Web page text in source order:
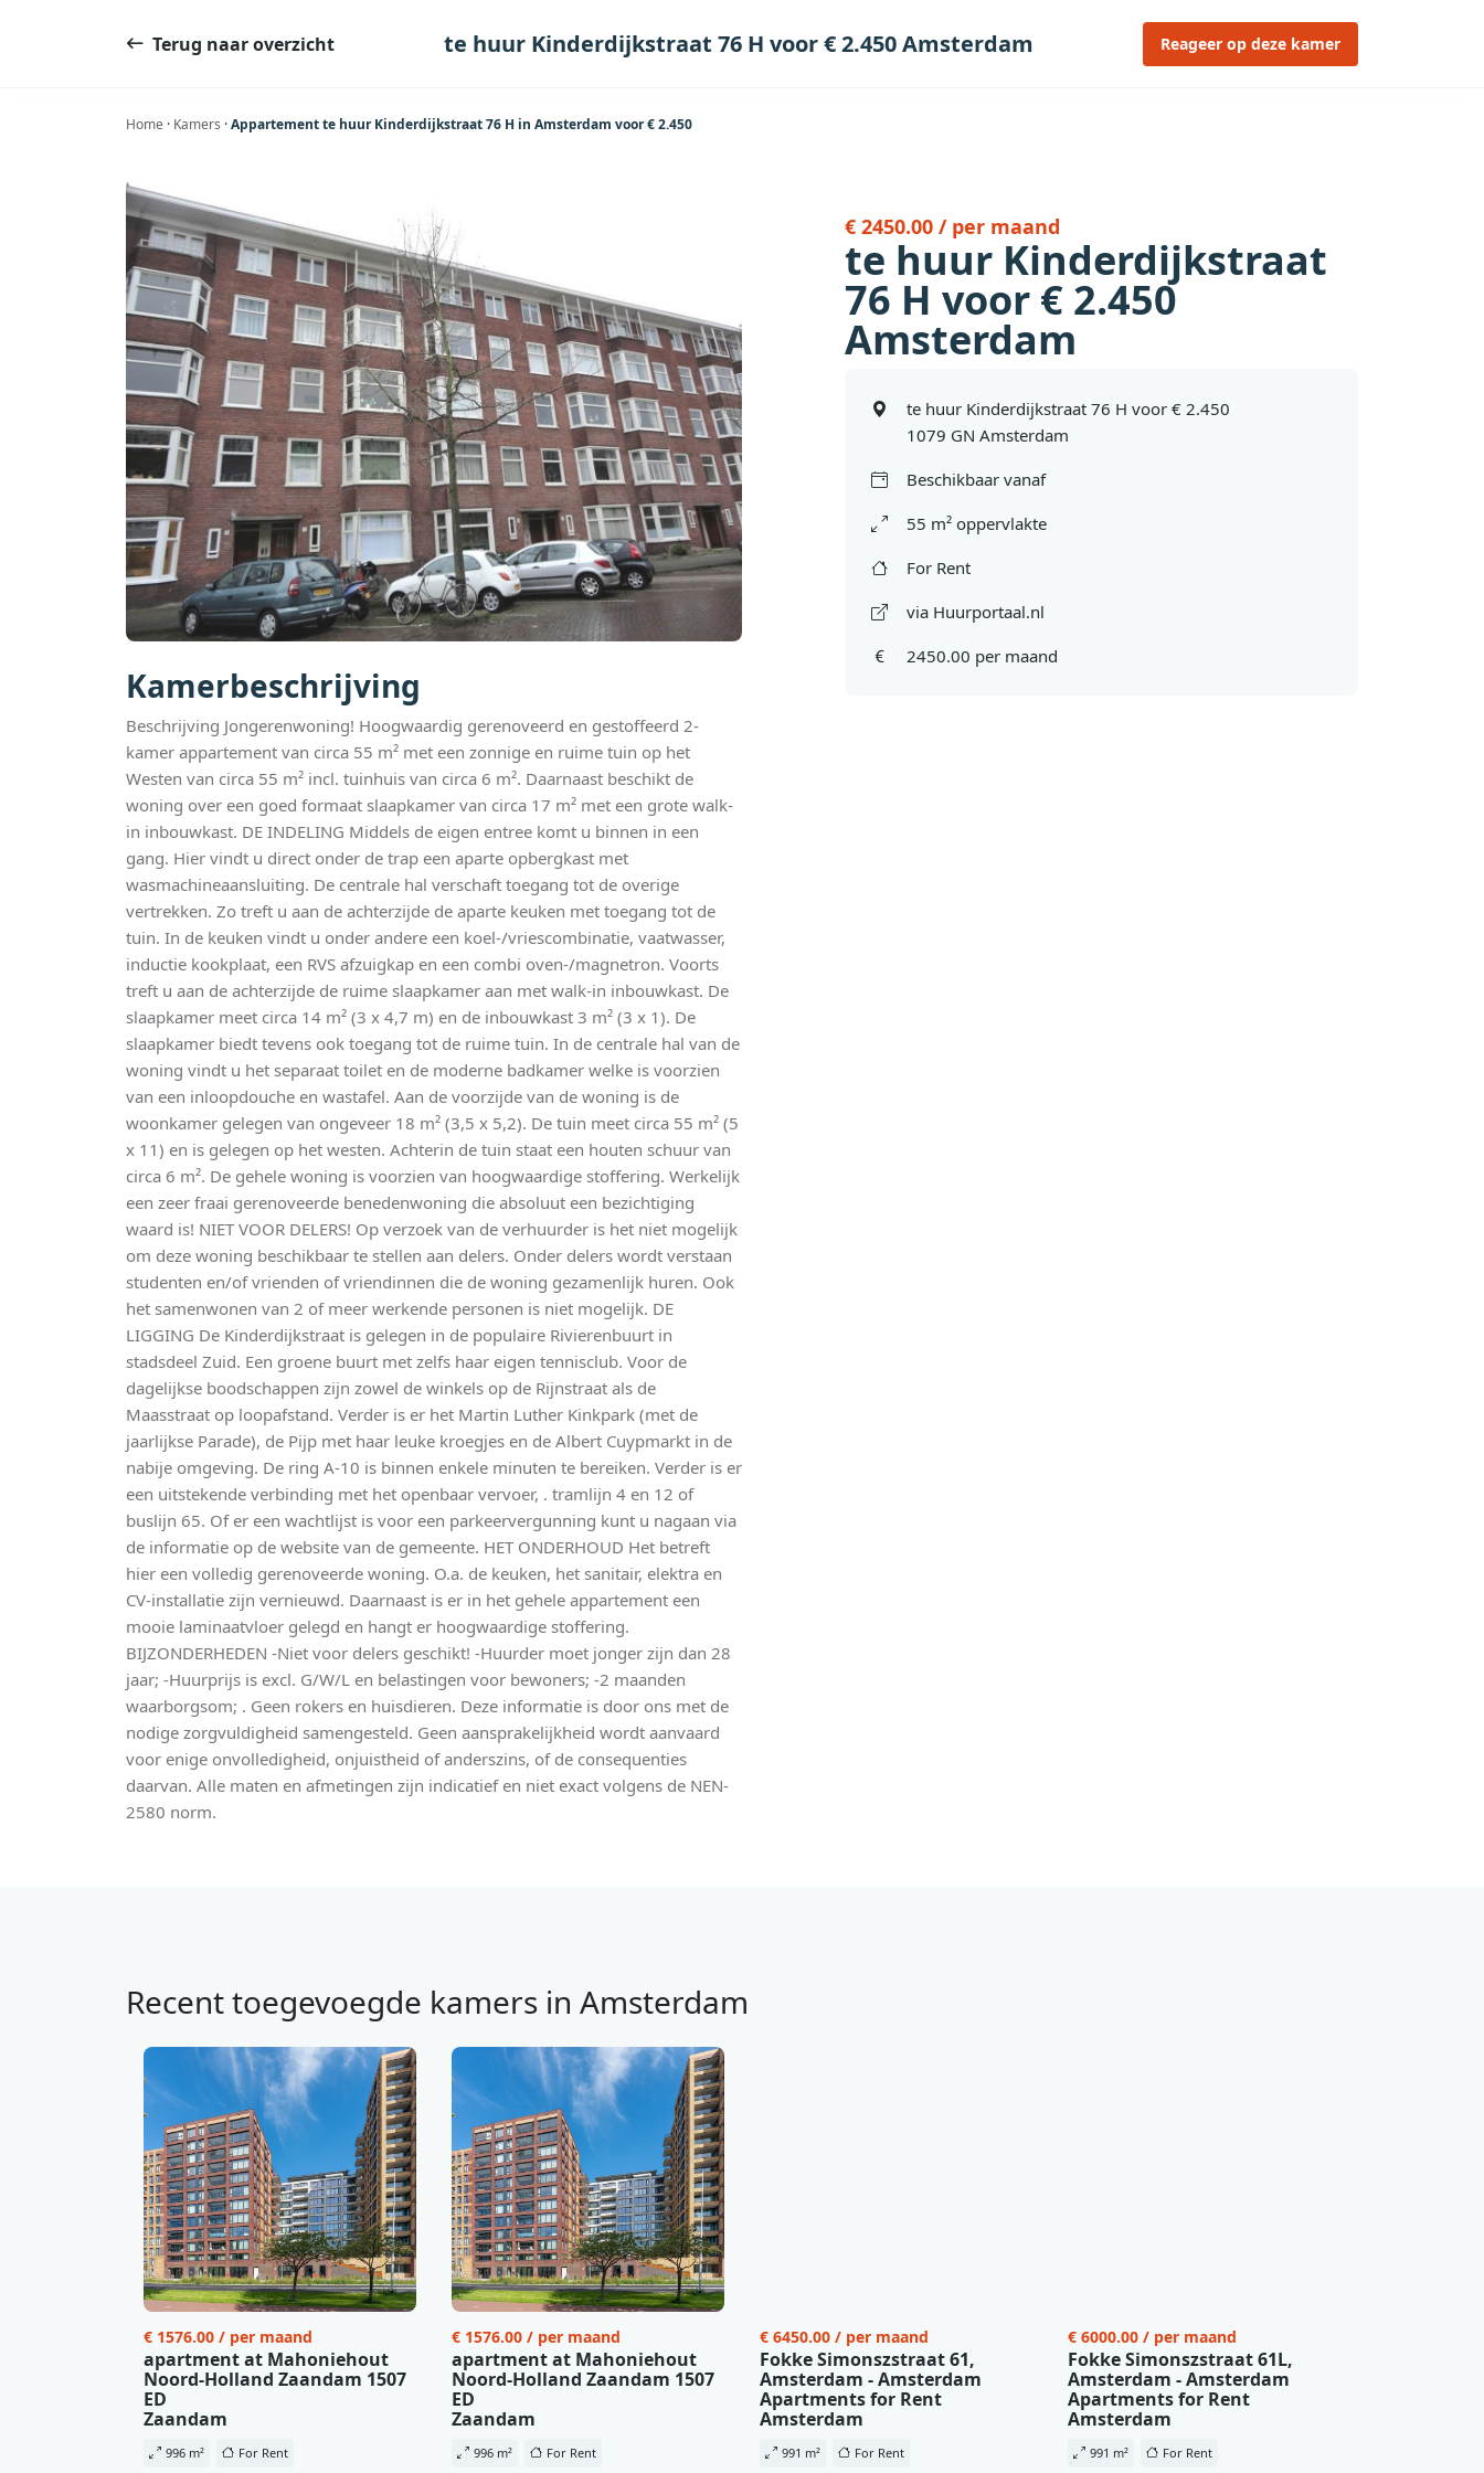
Terug naar overzicht te huur Kinderdijkstraat 76 H voor € 2.450 Amsterdam Reageer op deze kamer
Home · Kamers ·Appartement te huur Kinderdijkstraat 76 H in Amsterdam voor € 2.450
Kamerbeschrijving
Beschrijving Jongerenwoning! Hoogwaardig gerenoveerd en gestoffeerd 2-
kamer appartement van circa 55 m² met een zonnige en ruime tuin op het
Westen van circa 55 m² incl. tuinhuis van circa 6 m². Daarnaast beschikt de
woning over een goed formaat slaapkamer van circa 17 m² met een grote walk-
in inbouwkast. DE INDELING Middels de eigen entree komt u binnen in een
gang. Hier vindt u direct onder de trap een aparte opbergkast met
wasmachineaansluiting. De centrale hal verschaft toegang tot de overige
vertrekken. Zo treft u aan de achterzijde de aparte keuken met toegang tot de
tuin. In de keuken vindt u onder andere een koel-/vriescombinatie, vaatwasser,
inductie kookplaat, een RVS afzuigkap en een combi oven-/magnetron. Voorts
treft u aan de achterzijde de ruime slaapkamer aan met walk-in inbouwkast. De
slaapkamer meet circa 14 m² (3 x 4,7 m) en de inbouwkast 3 m² (3 x 1). De
slaapkamer biedt tevens ook toegang tot de ruime tuin. In de centrale hal van de
woning vindt u het separaat toilet en de moderne badkamer welke is voorzien
van een inloopdouche en wastafel. Aan de voorzijde van de woning is de
woonkamer gelegen van ongeveer 18 m² (3,5 x 5,2). De tuin meet circa 55 m² (5
x 11) en is gelegen op het westen. Achterin de tuin staat een houten schuur van
circa 6 m². De gehele woning is voorzien van hoogwaardige stoffering. Werkelijk
een zeer fraai gerenoveerde benedenwoning die absoluut een bezichtiging
waard is! NIET VOOR DELERS! Op verzoek van de verhuurder is het niet mogelijk
om deze woning beschikbaar te stellen aan delers. Onder delers wordt verstaan
studenten en/of vrienden of vriendinnen die de woning gezamenlijk huren. Ook
het samenwonen van 2 of meer werkende personen is niet mogelijk. DE
LIGGING De Kinderdijkstraat is gelegen in de populaire Rivierenbuurt in
stadsdeel Zuid. Een groene buurt met zelfs haar eigen tennisclub. Voor de
dagelijkse boodschappen zijn zowel de winkels op de Rijnstraat als de
Maasstraat op loopafstand. Verder is er het Martin Luther Kinkpark (met de
jaarlijkse Parade), de Pijp met haar leuke kroegjes en de Albert Cuypmarkt in de
nabije omgeving. De ring A-10 is binnen enkele minuten te bereiken. Verder is er
een uitstekende verbinding met het openbaar vervoer, . tramlijn 4 en 12 of
buslijn 65. Of er een wachtlijst is voor een parkeervergunning kunt u nagaan via
de informatie op de website van de gemeente. HET ONDERHOUD Het betreft
hier een volledig gerenoveerde woning. O.a. de keuken, het sanitair, elektra en
CV-installatie zijn vernieuwd. Daarnaast is er in het gehele appartement een
mooie laminaatvloer gelegd en hangt er hoogwaardige stoffering.
BIJZONDERHEDEN -Niet voor delers geschikt! -Huurder moet jonger zijn dan 28
jaar; -Huurprijs is excl. G/W/L en belastingen voor bewoners; -2 maanden
waarborgsom; . Geen rokers en huisdieren. Deze informatie is door ons met de
nodige zorgvuldigheid samengesteld. Geen aansprakelijkheid wordt aanvaard
voor enige onvolledigheid, onjuistheid of anderszins, of de consequenties
daarvan. Alle maten en afmetingen zijn indicatief en niet exact volgens de NEN-
2580 norm.
€ 2450.00 / per maand
te huur Kinderdijkstraat
76 H voor € 2.450
Amsterdam
te huur Kinderdijkstraat 76 H voor € 2.450
1079 GN Amsterdam
Beschikbaar vanaf
55 m² oppervlakte
For Rent
via Huurportaal.nl
2450.00 per maand
Recent toegevoegde kamers in Amsterdam
€ 1576.00 / per maand
apartment at Mahoniehout
Noord-Holland Zaandam 1507
ED
Zaandam
996 m² For Rent
€ 1576.00 / per maand
apartment at Mahoniehout
Noord-Holland Zaandam 1507
ED
Zaandam
996 m² For Rent
€ 6450.00 / per maand
Fokke Simonszstraat 61,
Amsterdam - Amsterdam
Apartments for Rent
Amsterdam
991 m² For Rent
€ 6000.00 / per maand
Fokke Simonszstraat 61L,
Amsterdam - Amsterdam
Apartments for Rent
Amsterdam
991 m² For Rent